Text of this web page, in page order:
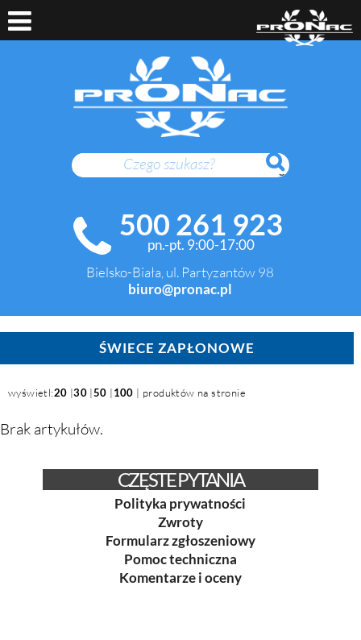
SZUKAJ
500 261 923
pn.-pt. 9:00-17:00
Bielsko-Biała, ul. Partyzantów 98
biuro@pronac.pl
ŚWIECE ZAPŁONOWE
wyświetl:20 |30 |50 |100 | produktów na stronie
Brak artykułów.
CZĘSTE PYTANIA
Polityka prywatności
Zwroty
Formularz zgłoszeniowy
Pomoc techniczna
Komentarze i oceny